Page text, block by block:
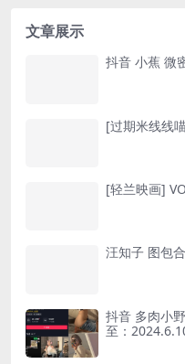
文章展示
[过期米线线
[轻兰映画]
汪知子 图包
抖音 多肉小
至：